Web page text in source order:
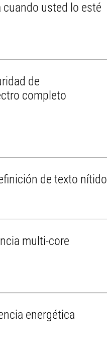
cuando usted lo esté
de
completo
de texto nítido
multi-core
energética